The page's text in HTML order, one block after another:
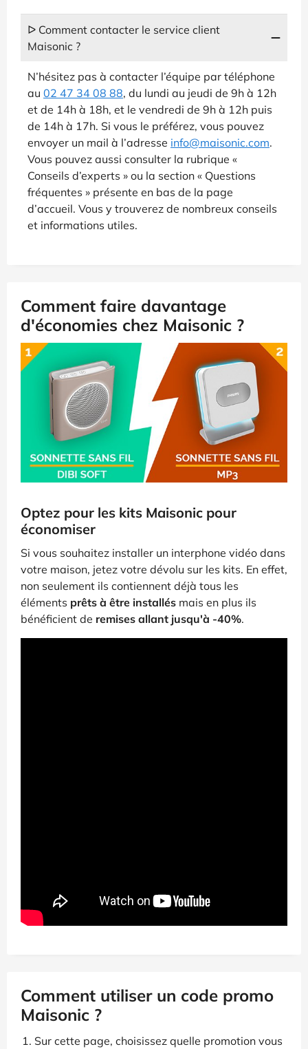
ᐅ Comment contacter le service client
Maisonic ?
N’hésitez pas à contacter l’équipe par téléphone
au 02 47 34 08 88, du lundi au jeudi de 9h à 12h
et de 14h à 18h, et le vendredi de 9h à 12h puis
de 14h à 17h. Si vous le préférez, vous pouvez
envoyer un mail à l’adresse info@maisonic.com.
Vous pouvez aussi consulter la rubrique «
Conseils d’experts » ou la section « Questions
fréquentes » présente en bas de la page
d’accueil. Vous y trouverez de nombreux conseils
et informations utiles.
Comment faire davantage
d'économies chez Maisonic ?
Optez pour les kits Maisonic pour
économiser
Si vous souhaitez installer un interphone vidéo dans
votre maison, jetez votre dévolu sur les kits. En effet,
non seulement ils contiennent déjà tous les
éléments prêts à être installés mais en plus ils
bénéficient de remises allant jusqu'à -40%.
Comment utiliser un code promo
Maisonic ?
Sur cette page, choisissez quelle promotion vous